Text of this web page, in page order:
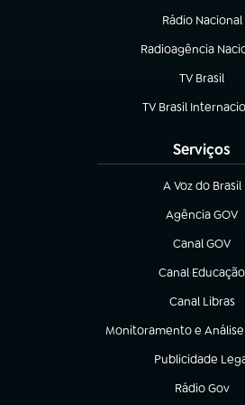
Rádio Nacional
Radioagência
(abre em nova aba)
TV Brasil
(abre em
TV Brasil
(abre em nova aba)
Serviços
A Voz do Brasil
(abre em nova
Agência GOV
(abre em nova
Canal GOV
(abre em
Canal Educação
(abre em nova
Canal Libras
(abre em nova
Monitoramento e
(abre em nova aba)
Publicidade
(abre em nova
Rádio Gov
(abre em